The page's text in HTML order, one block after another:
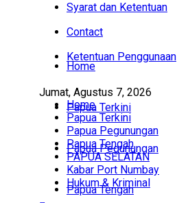
Syarat dan Ketentuan
Contact
Ketentuan Penggunaan
Jumat, Agustus 7, 2026
Home
Papua Terkini
Papua Pegunungan
Papua Tengah
Home
Papua Terkini
Papua Pegunungan
Papua Tengah
PAPUA SELATAN
Kabar Port Numbay
Hukum & Kriminal